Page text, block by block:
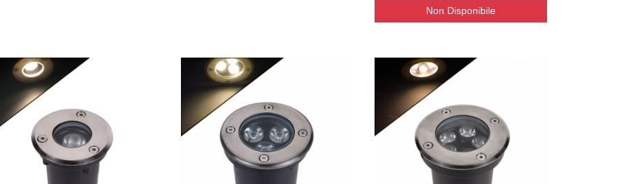
LED DA ESTERNO 20 L JBM 54795 LETTORE DIAGNOSTICO OBDII VENTILATORE DA SOFFITTO LED 80W 42"
KIT 5 PROFILI IN ALLUMINIO DA
€119,00
Non Disponibile